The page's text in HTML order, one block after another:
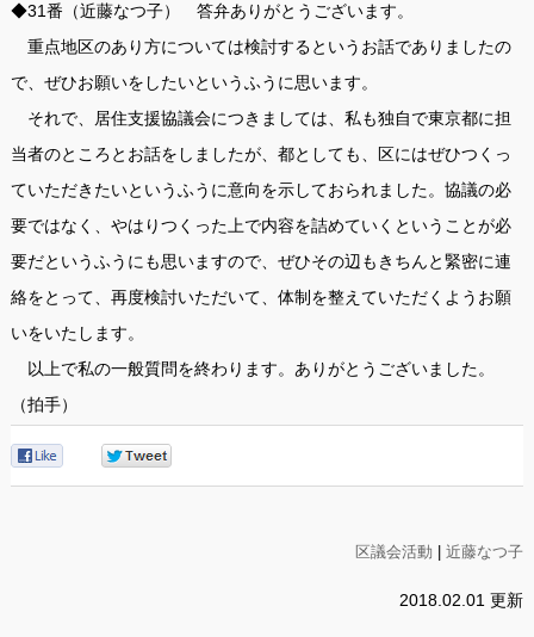
◆31番（近藤なつ子） 答弁ありがとうございます。
重点地区のあり方については検討するというお話でありましたの
で、ぜひお願いをしたいというふうに思います。
それで、居住支援協議会につきましては、私も独自で東京都に担
当者のところとお話をしましたが、都としても、区にはぜひつくっ
ていただきたいというふうに意向を示しておられました。協議の必
要ではなく、やはりつくった上で内容を詰めていくということが必
要だというふうにも思いますので、ぜひその辺もきちんと緊密に連
絡をとって、再度検討いただいて、体制を整えていただくようお願
いをいたします。
以上で私の一般質問を終わります。ありがとうございました。
（拍手）
区議会活動 |近藤なつ子
2018.02.01 更新